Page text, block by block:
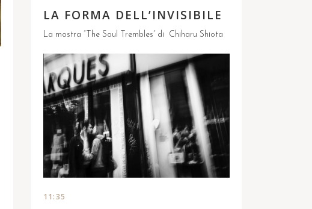
LA FORMA DELL’INVISIBILE
La mostra “The Soul Trembles” di Chiharu Shiota
fiato, sopraffatti da qualcosa che ti attraversa
dentro, nel profondo. Una trama densa di fili rossi,
neri e ora bianchi trasforma lo spazio espositivo in
qualcosa di poco definibile a parole. Sono
sensazioni contrastanti, accompagnate dallo
stupore di un ...
11:35